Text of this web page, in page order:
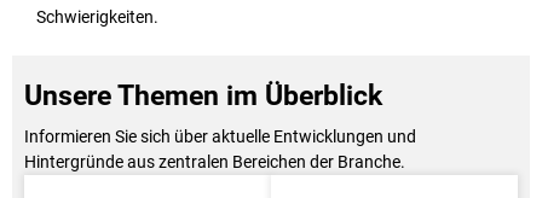
Schwierigkeiten.
Unsere Themen im Überblick
Informieren Sie sich über aktuelle Entwicklungen und
Hintergründe aus zentralen Bereichen der Branche.